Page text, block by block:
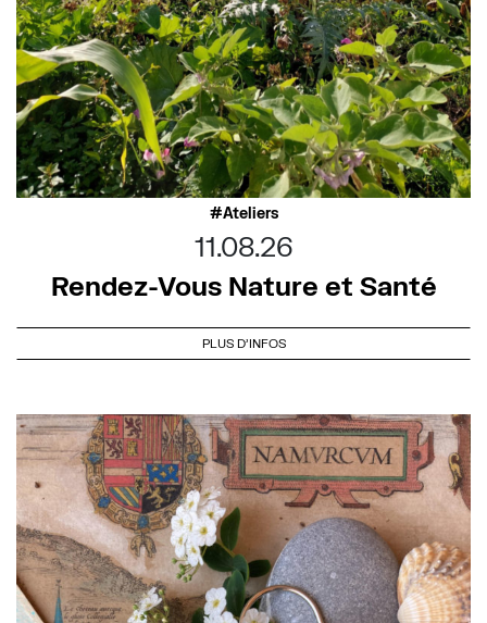
Ateliers
11.08.26
Rendez-Vous Nature et Santé
PLUS D'INFOS